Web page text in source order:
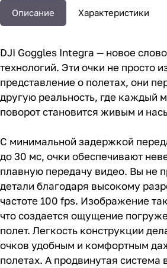
Описание Характеристики
DJI Goggles Integra — новое
технологий. Эти очки не просто
представление о полетах, они
другую реальность, где каждый
поворот становится живым и
С минимальной задержкой
до 30 мс, очки обеспечивают
плавную передачу видео. Вы не
детали благодаря высокому
частоте 100 fps. Изображение
что создается ощущение
полет. Легкость конструкции
очков удобным и комфортным
полетах. А продвинутая система